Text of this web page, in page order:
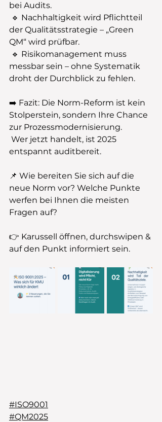
bei Audits.
🔹 Nachhaltigkeit wird Pflichtteil
der Qualitätsstrategie – „Green
QM“ wird prüfbar.
🔹 Risikomanagement muss
messbar sein – ohne Systematik
droht der Durchblick zu fehlen.
➡️ Fazit: Die Norm-Reform ist kein
Stolperstein, sondern Ihre Chance
zur Prozessmodernisierung.
Wer jetzt handelt, ist 2025
entspannt auditbereit.
📌 Wie bereiten Sie sich auf die
neue Norm vor? Welche Punkte
werfen bei Ihnen die meisten
Fragen auf?
👉 Karussell öffnen, durchswipen &
auf den Punkt informiert sein.
#ISO9001
#QM2025